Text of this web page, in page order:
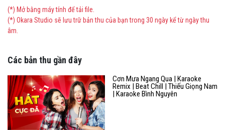
(*) Mở bằng máy tính để tải file.
(*) Okara Studio sẽ lưu trữ bản thu của bạn trong 30 ngày kể từ ngày thu
âm.
Các bản thu gần đây
Cơn Mưa Ngang Qua | Karaoke
Remix | Beat Chill | Thiếu Giọng Nam
| Karaoke Bình Nguyên